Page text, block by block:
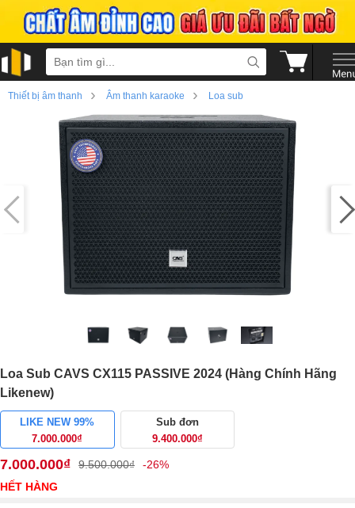
Thiết bị âm thanh › Âm thanh karaoke › Loa sub
Loa Sub CAVS CX115 PASSIVE 2024 (Hàng Chính Hãng
Likenew)
LIKE NEW 99%
7.000.000₫
Sub đơn
9.400.000₫
7.000.000₫ 9.500.000₫
-26%
HẾT HÀNG